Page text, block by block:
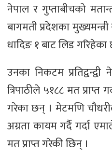
नेपाल र गुप्ताबीचको
बागमती प्रदेशका
धादिङ १ बाट लिड गरिहेका
उनका निकटम
त्रिपाठीले ५१८८ मत प्राप्त
गरेका छन् । मेटमणि
अग्रता कायम गर्दै गर्दा
मत प्राप्त गरेकी छिन् ।